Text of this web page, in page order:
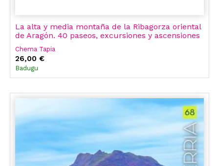
La alta y media montaña de la Ribagorza oriental
de Aragón. 40 paseos, excursiones y ascensiones
Chema Tapia
26,00 €
Badugu